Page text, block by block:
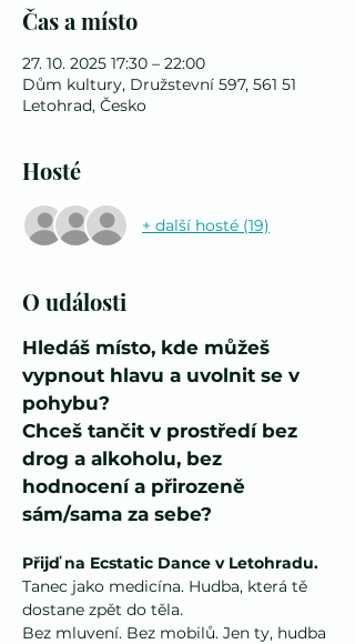
Čas a místo
27. 10. 2025 17:30 – 22:00
Dům kultury, Družstevní 597, 561 51
Letohrad, Česko
Hosté
+ další hosté (19)
O události
Hledáš místo, kde můžeš
vypnout hlavu a uvolnit se v
pohybu?
Chceš tančit v prostředí bez
drog a alkoholu, bez
hodnocení a přirozeně
sám/sama za sebe?
Přijď na Ecstatic Dance v Letohradu.
Tanec jako medicína. Hudba, která tě
dostane zpět do těla.
Bez mluvení. Bez mobilů. Jen ty, hudba